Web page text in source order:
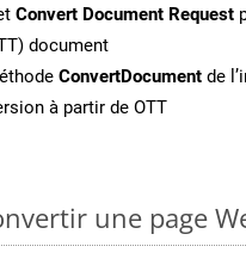
Convert Document Request
document
ConvertDocument de
à partir de OTT
une page